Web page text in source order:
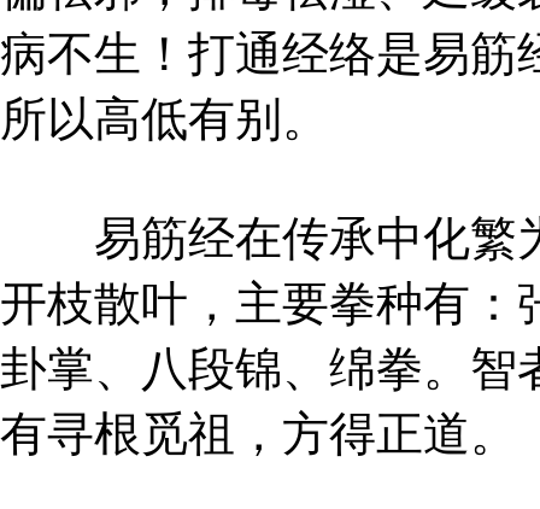
病不生！打通经络是易筋
所以高低有别。
易筋经在传承中化繁
开枝散叶，主要拳种有：
卦掌、八段锦、绵拳。智
有寻根觅祖，方得正道。